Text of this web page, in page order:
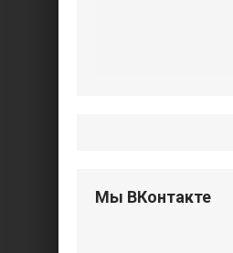
Мы ВКонтакте